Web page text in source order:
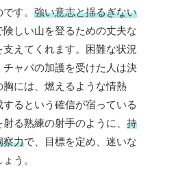
す。 強い意志と揺るぎない
険しい山を登るための丈夫な
えてくれます。困難な状況
ャパの加護を受けた人は決
胸には、燃えるような情熱
るという確信が宿っている
る熟練の射手のように、 持
察力で、目標を定め、迷いな
う。